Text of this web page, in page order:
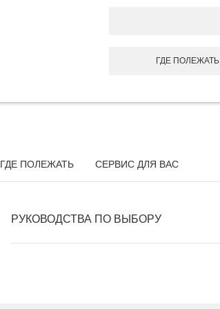
ГДЕ ПОЛЕЖАТЬ
ГДЕ ПОЛЕЖАТЬ СЕРВИС ДЛЯ ВАС
РУКОВОДСТВА ПО ВЫБОРУ